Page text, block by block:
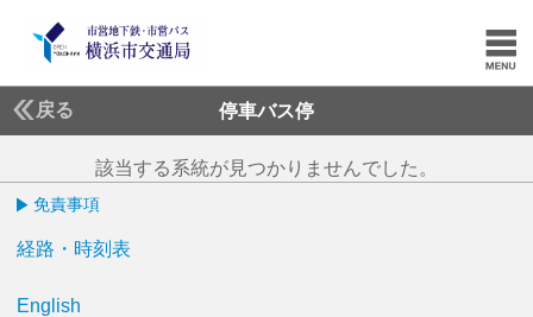
戻る 停車バス停
該当する系統が見つかりませんでした。
免責事項
経路・時刻表
English